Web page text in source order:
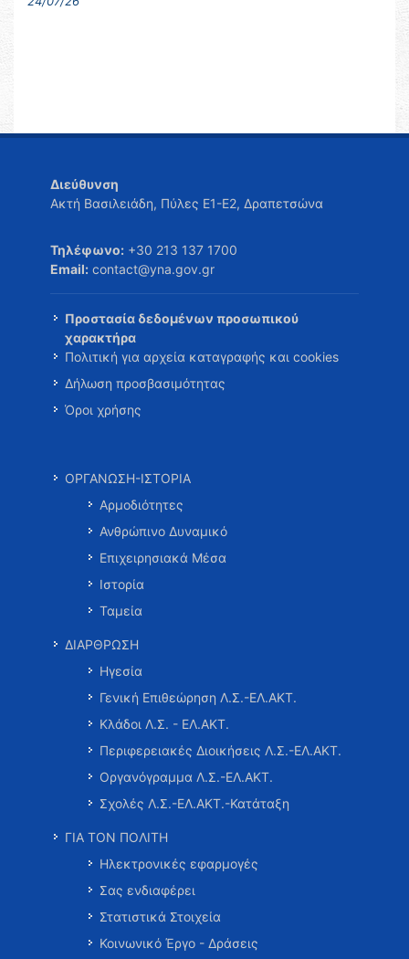
Διεύθυνση
Ακτή Βασιλειάδη, Πύλες Ε1-Ε2, Δραπετσώνα
Τηλέφωνο: +30 213 137 1700
Email: contact@yna.gov.gr
Προστασία δεδομένων προσωπικού
χαρακτήρα
Πολιτική για αρχεία καταγραφής και cookies
Δήλωση προσβασιμότητας
Όροι χρήσης
ΟΡΓΑΝΩΣΗ-ΙΣΤΟΡΙΑ
Αρμοδιότητες
Ανθρώπινο Δυναμικό
Επιχειρησιακά Μέσα
Ιστορία
Ταμεία
ΔΙΑΡΘΡΩΣΗ
Ηγεσία
Γενική Επιθεώρηση Λ.Σ.-ΕΛ.ΑΚΤ.
Κλάδοι Λ.Σ. - ΕΛ.ΑΚΤ.
Περιφερειακές Διοικήσεις Λ.Σ.-ΕΛ.ΑΚΤ.
Οργανόγραμμα Λ.Σ.-ΕΛ.ΑΚΤ.
Σχολές Λ.Σ.-ΕΛ.ΑΚΤ.-Κατάταξη
ΓΙΑ ΤΟΝ ΠΟΛΙΤΗ
Ηλεκτρονικές εφαρμογές
Σας ενδιαφέρει
Στατιστικά Στοιχεία
Κοινωνικό Έργο - Δράσεις